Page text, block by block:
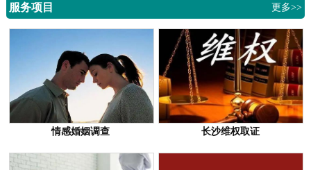
服务项目 更多>>
情感婚姻调查 长沙维权取证